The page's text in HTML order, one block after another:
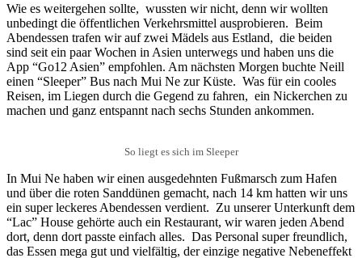
Wie es weitergehen sollte, wussten wir nicht, denn wir wollten
unbedingt die öffentlichen Verkehrsmittel ausprobieren. Beim
Abendessen trafen wir auf zwei Mädels aus Estland, die beiden
sind seit ein paar Wochen in Asien unterwegs und haben uns die
App “Go12 Asien” empfohlen. Am nächsten Morgen buchte Neill
einen “Sleeper” Bus nach Mui Ne zur Küste. Was für ein cooles
Reisen, im Liegen durch die Gegend zu fahren, ein Nickerchen zu
machen und ganz entspannt nach sechs Stunden ankommen.
So liegt es sich im Sleeper
In Mui Ne haben wir einen ausgedehnten Fußmarsch zum Hafen
und über die roten Sanddünen gemacht, nach 14 km hatten wir uns
ein super leckeres Abendessen verdient. Zu unserer Unterkunft dem
“Lac” House gehörte auch ein Restaurant, wir waren jeden Abend
dort, denn dort passte einfach alles. Das Personal super freundlich,
das Essen mega gut und vielfältig, der einzige negative Nebeneffekt